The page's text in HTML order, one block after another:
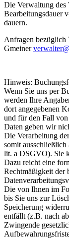
Die Verwaltung des
Bearbeitungsdauer
dauern.
Anfragen bezüglich
Gmeiner
Hinweis:
Wenn Sie uns per
werden Ihre
dort angegebenen
und für den Fall von
Daten geben wir
Die Verarbeitung
somit
lit. a DSGVO). Sie
Dazu reicht eine
Rechtmäßigkeit der
Die von Ihnen im
bis Sie uns zur
Speicherung
entfällt (z.B. nach
Zwingende